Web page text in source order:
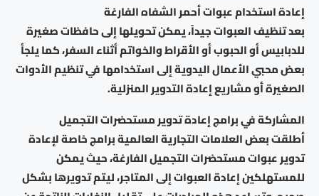
إعادة استخدام عبوات أحمر الشفاه الفارغة
بعد تنظيف العبوات جيداً، يمكن تحويلها إلى حافظات صغيرة
للدبابيس أو الحبوب أو الأقراط والخواتم أثناء السفر، كما يلجأ
بعض محبي الأعمال اليدوية إلى استخدامها في تنظيم الأدوات
الصغيرة أو مشاريع إعادة التدوير المنزلية.
المشاركة في برامج إعادة تدوير مستحضرات التجميل
أطلقت بعض العلامات التجارية العالمية برامج خاصة لإعادة
تدوير عبوات مستحضرات التجميل الفارغة، حيث يمكن
للمستهلكين إعادة العبوات إلى المتاجر، ليتم تدويرها بشكل